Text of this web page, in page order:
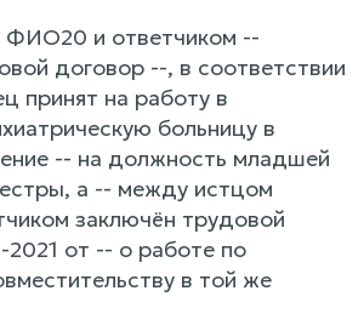
и ответчиком --
договор --, в соответствии
принят на работу в
больницу в
-- на должность младшей
а -- между истцом
заключён трудовой
от -- о работе по
в той же